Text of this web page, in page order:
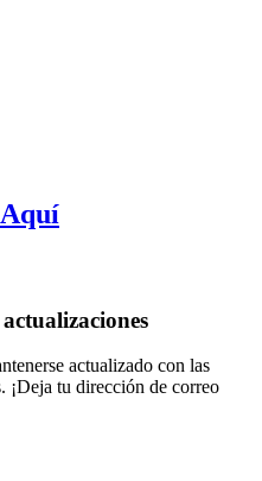
actualizado con las
¡Deja tu dirección de correo